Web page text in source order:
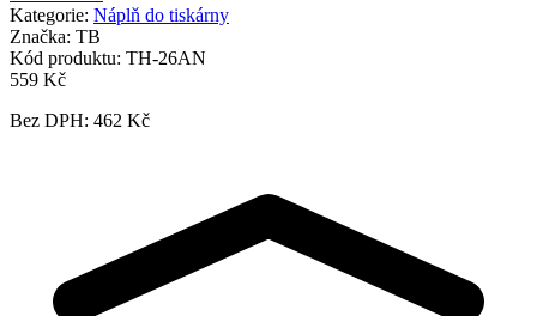
Kategorie: Náplň do tiskárny
Značka: TB
Kód produktu: TH-26AN
559 Kč
Bez DPH: 462 Kč